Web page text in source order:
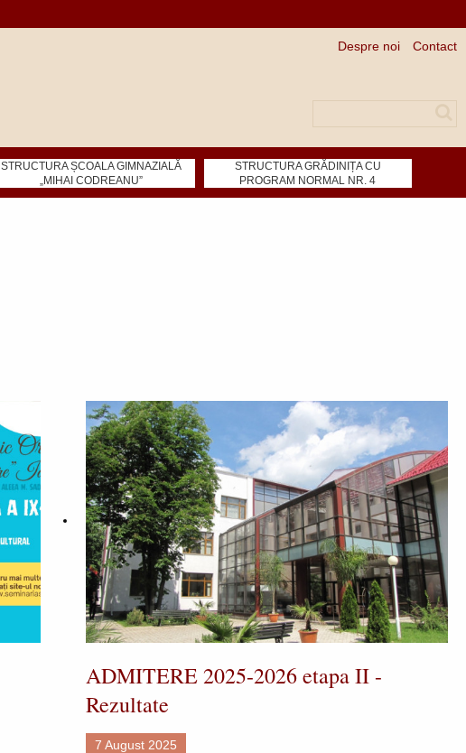
Despre noi Contact
STRUCTURA ȘCOALA GIMNAZIALĂ
„MIHAI CODREANU”
STRUCTURA GRĂDINIȚA CU
PROGRAM NORMAL NR. 4
ADMITERE 2025-2026 etapa II -
Rezultate
7 August 2025